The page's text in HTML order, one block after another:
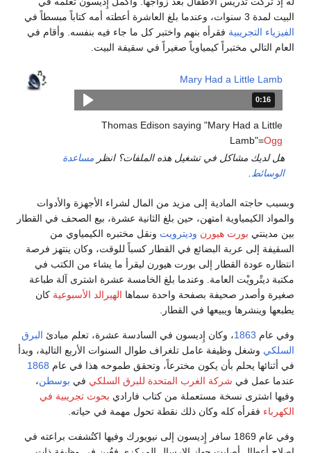
البيت لمدة 3 سنوات، وعندما بلغ العاشرة أعطته أمه كتاباً مبسطاً في
الفيزياء التجريبية فقرأه بنهم واختبر كل ما جاء فيه بنفسه. وأقام في
العام التالي مختبراً كيمياوياً صغيراً في سقيفة البيت.
Mary Had a Little Lamb
المدة: 16 ثانية.
0:16
Thomas Edison saying "Mary Had a Little
Lamb"=Ogg
هل لديك مشاكل في تشغيل هذه الملفات؟ انظر مساعدة
الوسائط
وبسبب حاجته المادية إلى مزيد من المال لشراء الأجهزة والأدوات
والمواد الكيمياوية امتهن، حين بلغ الثانية عشرة، بيع الصحف في القطار
بين مدينتي بورت هيورن وديترويت ونقل مختبره الكيمياوي من
السقيفة إلى عربة البضائع في القطار كسباً للوقت، وكان ينتهز فرصة
انتظاره عودة القطار إلى بورت هيورن ليقرأ ما يشاء من الكتب في
مكتبة ديتْرويْت العامة. وعندما بلغ الخامسة عشرة اشترى آلة طباعة
صغيرة وأصدر صحيفة بصفحة واحدة سماها الهيرالد الأسبوعية كان
يطبعها وينشرها ويبيعها في القطار.
وفي عام 1863، وكان إِديسون في السادسة عشرة، تعلم مبادئ البرق
السلكي وشغل وظيفة عامل تلغراف طوال السنوات الأربع التالية، وبدأ
في أثنائها يحلم بأن يكون مخترعاً، وتحقق طموحه هذا في عام 1868
عندما عمل في شركة الغرب المتحدة للبرق السلكي في بوسطن،
وفيها اشترى نسخة مستعملة من كتاب فارادي بحوث تجريبية في
الكهرباء فقرأه كله وكان ذلك نقطة تحول مهمة في حياته.
وفي عام 1869 سافر إِديسون إلى نيويورك وفيها اكتُشفت براعته في